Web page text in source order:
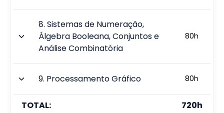
8.Sistemas de Numeração,
Álgebra Booleana, Conjuntos e
Análise Combinatória
80h
9. Processamento Gráfico 80h
TOTAL: 720h